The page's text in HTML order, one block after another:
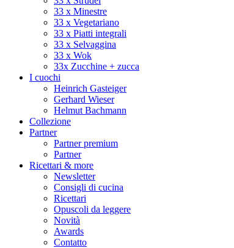
33 x Minestre
33 x Vegetariano
33 x Piatti integrali
33 x Selvaggina
33 x Wok
33x Zucchine + zucca
I cuochi
Heinrich Gasteiger
Gerhard Wieser
Helmut Bachmann
Collezione
Partner
Partner premium
Partner
Ricettari & more
Newsletter
Consigli di cucina
Ricettari
Opuscoli da leggere
Novità
Awards
Contatto